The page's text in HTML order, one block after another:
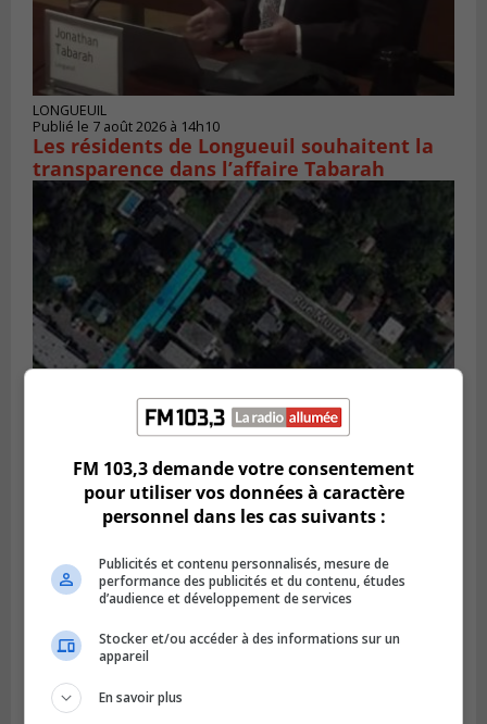
LONGUEUIL
Publié le 7 août 2026 à 14h10
Les résidents de Longueuil souhaitent la
transparence dans l’affaire Tabarah
GREENFIELD PARK
Publié le 6 août 2026 à 13h45
Greenfield Park veut s’armer contre les
FM 103,3 demande votre consentement
pour utiliser vos données à caractère
personnel dans les cas suivants :
Publicités et contenu personnalisés, mesure de
performance des publicités et du contenu, études
d’audience et développement de services
Stocker et/ou accéder à des informations sur un
appareil
En savoir plus